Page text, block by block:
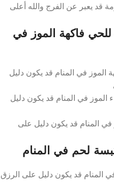
قد يعبر عن الفرج والله أعلى
فاكهة الموز في
الموز في المنام قد يكون دليل
في المنام قد يكون دليل
في المنام قد يكون دليل على
لحم في المنام
المنام قد يكون دليل على الرزق